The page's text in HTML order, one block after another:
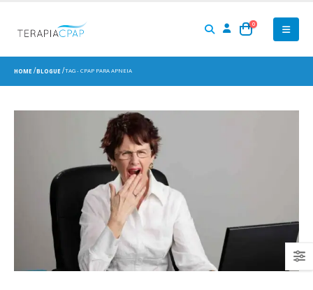
0
HOME BLOGUE TAG -CPAP PARA APNEIA